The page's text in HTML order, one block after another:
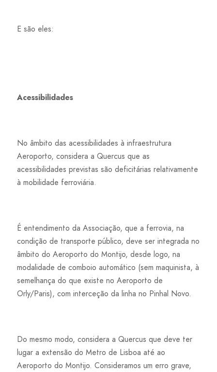
E são eles:
Acessibilidades
No âmbito das acessibilidades à infraestrutura
Aeroporto, considera a Quercus que as
acessibilidades previstas são deficitárias relativamente
à mobilidade ferroviária.
É entendimento da Associação, que a ferrovia, na
condição de transporte público, deve ser integrada no
âmbito do Aeroporto do Montijo, desde logo, na
modalidade de comboio automático (sem maquinista, à
semelhança do que existe no Aeroporto de
Orly/Paris), com interceção da linha no Pinhal Novo.
Do mesmo modo, considera a Quercus que deve ter
lugar a extensão do Metro de Lisboa até ao
Aeroporto do Montijo. Consideramos um erro grave,